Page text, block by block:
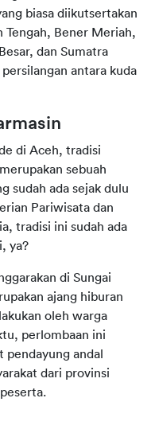
biasa diikutsertakan
Tengah, Bener Meriah,
dan Sumatra
antara kuda
sebuah
sudah ada sejak dulu
Pariwisata dan
tradisi ini sudah ada
ya?
di Sungai
ajang hiburan
oleh warga
perlombaan ini
pendayung andal
dari provinsi